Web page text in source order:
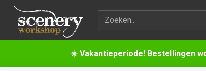
☀️ Vakantieperiode! Bestellingen
Zoekterm